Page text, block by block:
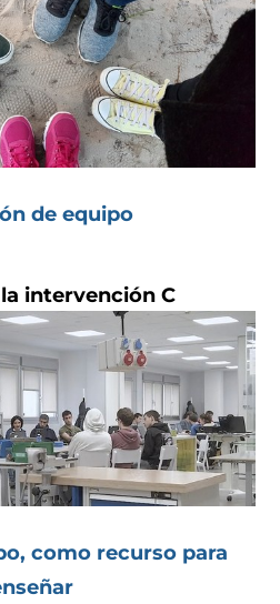
de equipo
intervención C
como recurso para